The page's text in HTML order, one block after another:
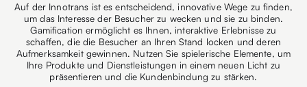
Auf der Innotrans ist es entscheidend, innovative Wege zu finden,
um das Interesse der Besucher zu wecken und sie zu binden.
Gamification ermöglicht es Ihnen, interaktive Erlebnisse zu
schaffen, die die Besucher an Ihren Stand locken und deren
Aufmerksamkeit gewinnen. Nutzen Sie spielerische Elemente, um
Ihre Produkte und Dienstleistungen in einem neuen Licht zu
präsentieren und die Kundenbindung zu stärken.